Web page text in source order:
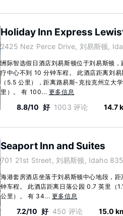
Holiday Inn Express
2425 Nez Perce Drive, 刘易斯顿,
洲际智选假日酒店刘易斯顿位于刘易斯顿
疗中心不到 10 分钟车程。 此酒店距离刘
（5.5 公里），距离路易斯-克拉克州立大
里）。 有 100... 更多信息
8.8/10 好 1003 评论 14.7
Seaport Inn and Suites
701 21st Street, 刘易斯顿, Idaho
海港套房酒店坐落于刘易斯顿中心地段，
钟车程。 此酒店距离日落公园 0.7 英里（
公里）。 有 34... 更多信息
7.2/10 好 450 评论 15.0